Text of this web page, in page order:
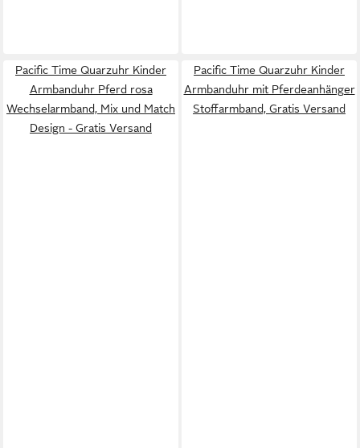
Pacific Time Quarzuhr Kinder
Armbanduhr Pferd rosa
Wechselarmband, Mix und Match
Design - Gratis Versand
Pacific Time Quarzuhr Kinder
Armbanduhr mit Pferdeanhänger
Stoffarmband, Gratis Versand